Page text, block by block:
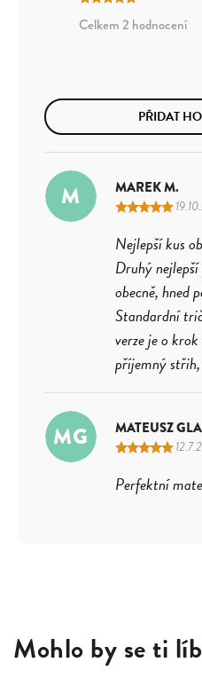
2 hodnocení
PŘIDAT
M MAREK M.
Nejlepší kus
Druhý
obecně, hned
Standardní
verze je o
příjemný
MG MATEUSZ
Perfektní
Mohlo by se ti